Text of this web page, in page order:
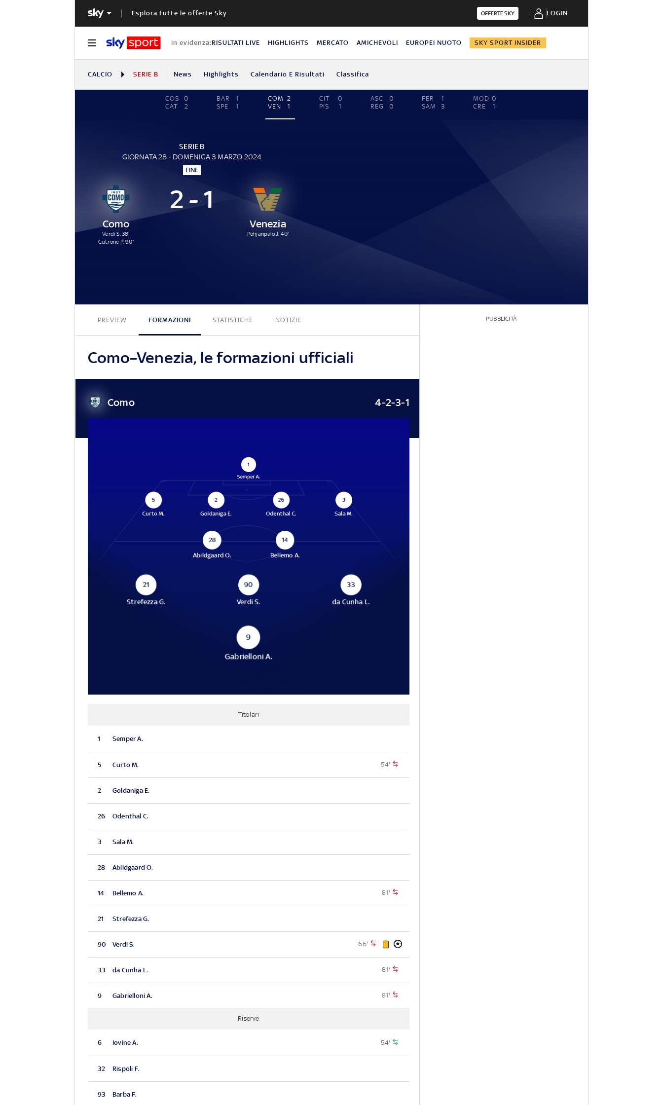
Esplora tutte le offerte Sky OFFERTE SKY LOGIN
In evidenza:RISULTATI LIVE HIGHLIGHTS MERCATO AMICHEVOLI EUROPEI NUOTO SKY SPORT INSIDER
CALCIO SERIE B News Highlights Calendario E Risultati Classifica
COS
0
CAT
2
BAR
1
SPE
1
COM 2
VEN
1
CIT
0
PIS
1
ASC
0
REG
0
FER
1
SAM
3
MOD 0
CRE
1
SERIE B
GIORNATA 28 - DOMENICA 3 MARZO 2024
FINE
Como
Verdi S. 38'
Cutrone P. 90'
2 - 1
Venezia
Pohjanpalo J. 40'
PREVIEW FORMAZIONI STATISTICHE NOTIZIE
Como–Venezia, le formazioni ufficiali
Como 4-2-3-1
1
Semper A.
5
Curto M.
2
Goldaniga E.
26
Odenthal C.
3
Sala M.
28
Abildgaard O.
14
Bellemo A.
21
Strefezza G.
90
Verdi S.
33
da Cunha L.
9
Gabrielloni A.
Titolari
1 Semper A.
5 Curto M. 54'
2 Goldaniga E.
26 Odenthal C.
3 Sala M.
28 Abildgaard O.
14 Bellemo A. 81'
21 Strefezza G.
90 Verdi S. 66'
33 da Cunha L. 81'
9 Gabrielloni A. 81'
Riserve
6 Iovine A. 54'
32 Rispoli F.
93 Barba F.
PUBBLICITÀ